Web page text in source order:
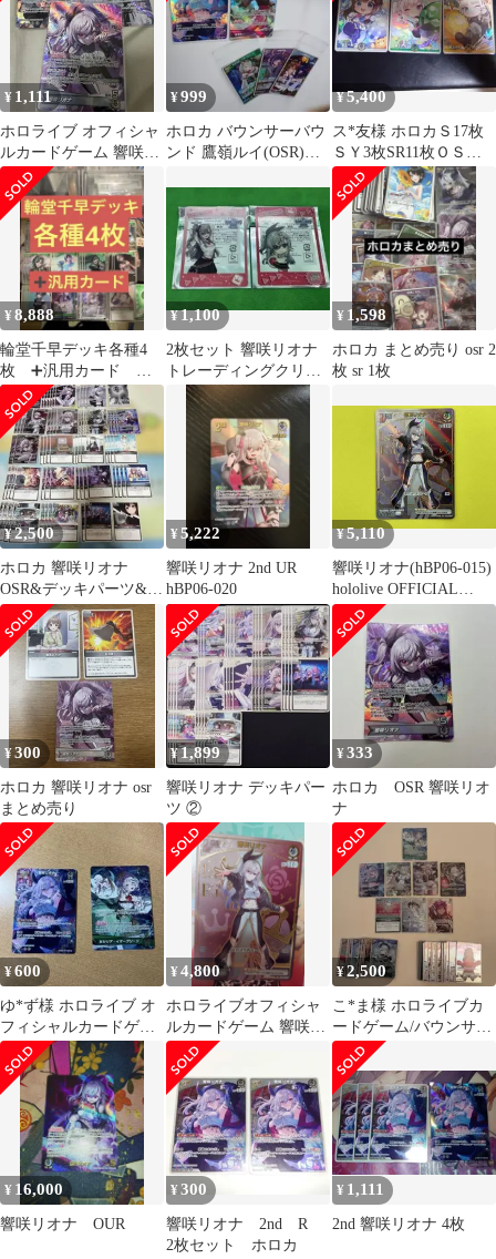
¥ 1,111
ホロライブ オフィシャ
ルカードゲーム 響咲リ
オナ 3枚セット SR
OSR
¥999
ホロカ バウンサーバウ
ンド 鷹嶺ルイ(OSR)
¥5,400
ス*友様 ホロカＳ17枚
ＳＹ3枚SR11枚ＯＳＲ2
枚セット開封済み5箱
¥8,888
輪堂千早デッキ各種4
枚 ➕汎用カード 合
計103枚
¥1,100
2枚セット 響咲リオナ
トレーディングクリア
カード vol.1
¥ 1,598
ホロカ まとめ売り osr 2
枚 sr 1枚
¥2,500
ホロカ 響咲リオナ
OSR&デッキパーツ&エ
ール20枚セット
¥5,222
響咲リオナ 2nd UR
hBP06-020
¥5,110
響咲リオナ(hBP06-015)
hololive OFFICIAL
CARD GAME
¥300
ホロカ 響咲リオナ osr
まとめ売り
¥1,899
響咲リオナ デッキパー
ツ ②
¥333
ホロカ OSR 響咲リオ
ナ
¥600
ゆ*ず様 ホロライブ オ
フィシャルカードゲー
ム 雪咲リオナ セシリ
ア・イマーグリ
¥4,800
ホロライブオフィシャ
ルカードゲーム 響咲リ
オナ HR+SR&RR5枚
セット
¥2,500
こ*ま様 ホロライブカ
ードゲーム/バウンサー
バウンド/OSR・SR・
S・RR・R
¥ 16,000
響咲リオナ OUR
¥300
響咲リオナ 2nd R
2枚セット ホロカ
¥ 1,111
2nd 響咲リオナ 4枚